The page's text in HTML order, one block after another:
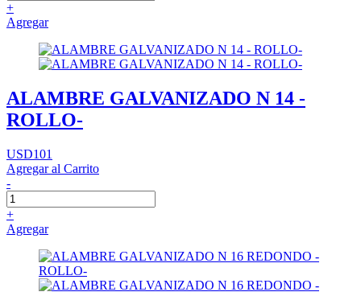
+
Agregar
ALAMBRE GALVANIZADO N 14 -
ROLLO-
USD101
Agregar al Carrito
-
+
Agregar